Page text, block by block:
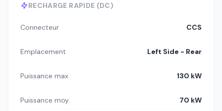
RECHARGE RAPIDE (DC)
Connecteur CCS
Emplacement Left Side - Rear
Puissance max 130 kW
Puissance moy. 70 kW